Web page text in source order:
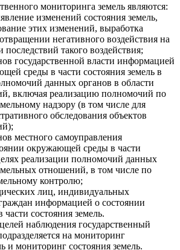
мониторинга земель являются:
изменений состояния земель,
этих изменений, выработка
негативного воздействия на
такого воздействия;
государственной власти информацией
среды в части состояния земель в
данных органов в области
включая реализацию полномочий по
надзору (в том числе для
обследования объектов
местного самоуправления
окружающей среды в части
реализации полномочий данных
отношений, в том числе по
контролю;
лиц, индивидуальных
информацией о состоянии
состояния земель.
наблюдения государственный
на мониторинг
и мониторинг состояния земель.